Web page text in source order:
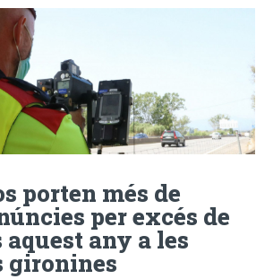
porten més de
per excés de
any a les
gironines